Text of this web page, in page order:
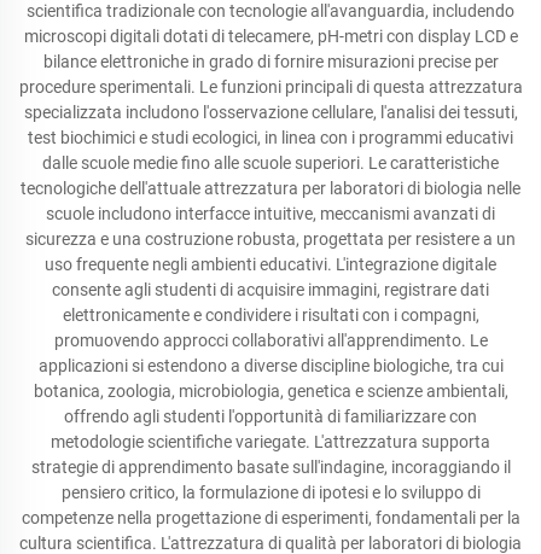
scientifica tradizionale con tecnologie all'avanguardia, includendo
microscopi digitali dotati di telecamere, pH-metri con display LCD e
bilance elettroniche in grado di fornire misurazioni precise per
procedure sperimentali. Le funzioni principali di questa attrezzatura
specializzata includono l'osservazione cellulare, l'analisi dei tessuti,
test biochimici e studi ecologici, in linea con i programmi educativi
dalle scuole medie fino alle scuole superiori. Le caratteristiche
tecnologiche dell'attuale attrezzatura per laboratori di biologia nelle
scuole includono interfacce intuitive, meccanismi avanzati di
sicurezza e una costruzione robusta, progettata per resistere a un
uso frequente negli ambienti educativi. L'integrazione digitale
consente agli studenti di acquisire immagini, registrare dati
elettronicamente e condividere i risultati con i compagni,
promuovendo approcci collaborativi all'apprendimento. Le
applicazioni si estendono a diverse discipline biologiche, tra cui
botanica, zoologia, microbiologia, genetica e scienze ambientali,
offrendo agli studenti l'opportunità di familiarizzare con
metodologie scientifiche variegate. L'attrezzatura supporta
strategie di apprendimento basate sull'indagine, incoraggiando il
pensiero critico, la formulazione di ipotesi e lo sviluppo di
competenze nella progettazione di esperimenti, fondamentali per la
cultura scientifica. L'attrezzatura di qualità per laboratori di biologia